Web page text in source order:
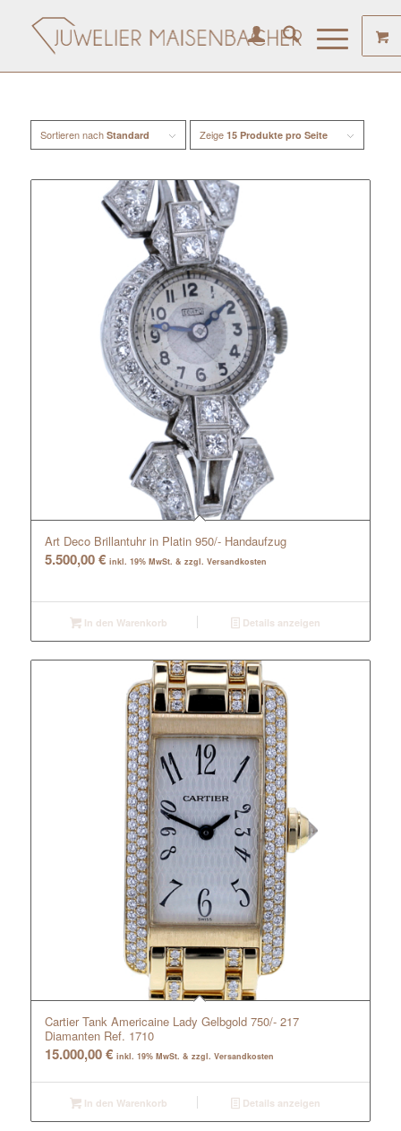
Sortieren nach Standard Zeige 15 Produkte pro Seite
Art Deco Brillantuhr in Platin 950/- Handaufzug
5.500,00€ inkl. 19% MwSt. & zzgl. Versandkosten
In den Warenkorb Details anzeigen
Cartier Tank Americaine Lady Gelbgold 750/- 217
Diamanten Ref. 1710
15.000,00€ inkl. 19% MwSt. & zzgl. Versandkosten
In den Warenkorb Details anzeigen